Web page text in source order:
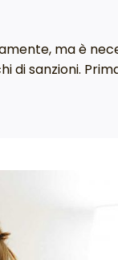
ma è
di sanzioni.